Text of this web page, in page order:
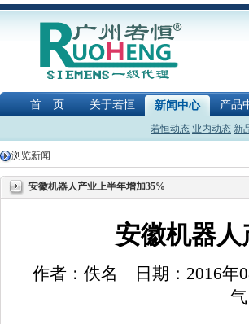
首 页 关于若恒 新闻中心 产品
若恒动态 业内动态 新
浏览新闻
安徽机器人产业上半年增加35%
安徽机器
作者：佚名 日期：2016
气